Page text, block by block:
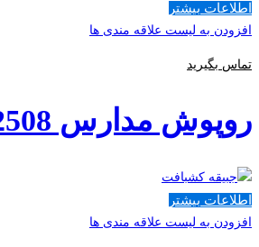
اطلاعات بیشتر
افزودن به لیست علاقه مندی ها
تماس بگیرید
روپوش مدارس 2508
اطلاعات بیشتر
افزودن به لیست علاقه مندی ها